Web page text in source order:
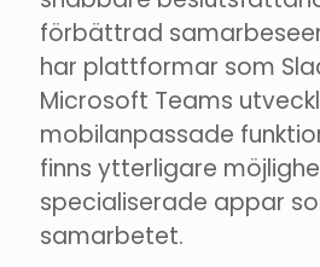
förbättrad
har plattformar som
Microsoft Teams
mobilanpassade
finns ytterligare
specialiserade appar
samarbetet.